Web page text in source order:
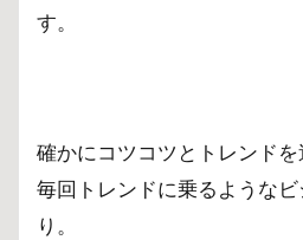
す。
確かにコツコツとトレンドを
毎回トレンドに乗るような
り。